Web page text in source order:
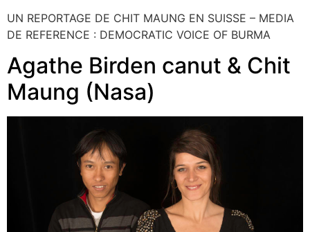
UN REPORTAGE DE CHIT MAUNG EN SUISSE – MEDIA
DE REFERENCE : DEMOCRATIC VOICE OF BURMA
Agathe Birden canut & Chit
Maung (Nasa)